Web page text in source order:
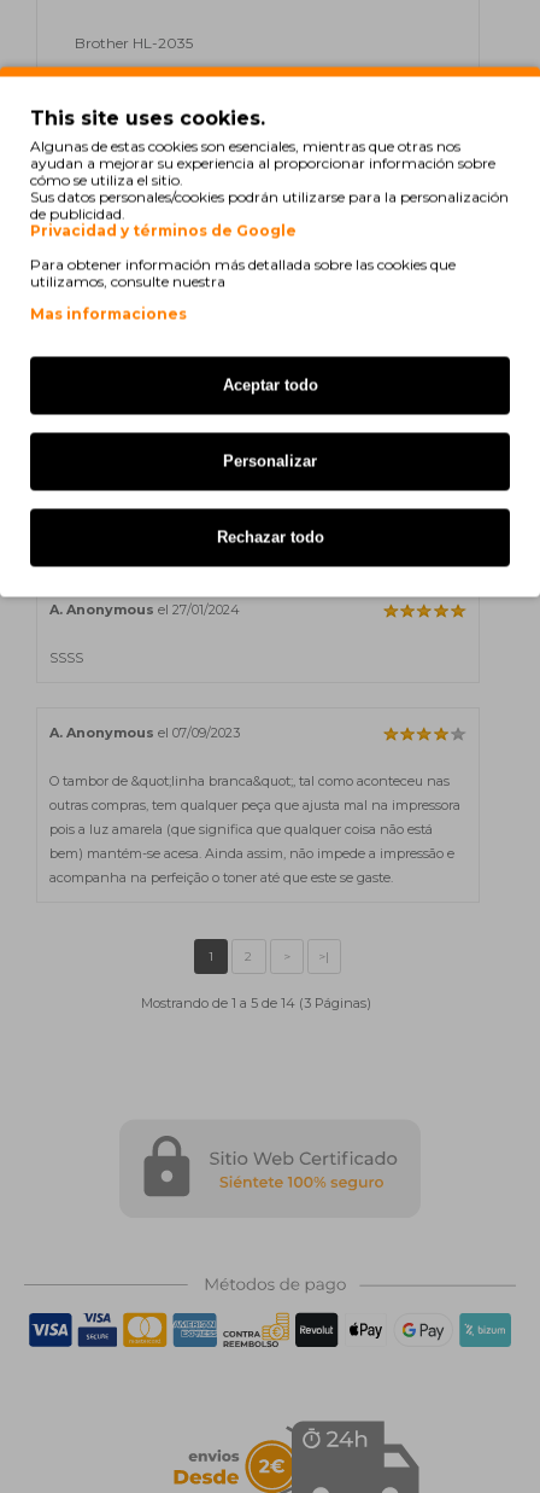
Brother HL-2035
Brother HL-2037
C. Alexandra Isabelel 31/12/2024
Muito bom. Tem um excelente desempenho.
A Cel 16/12/2024
Muito bom. Tem um excelente desempenho.
Excelente relação qualidade/preço. Recomendo!
A. Anonymous el 27/01/2024
SSSS
A. Anonymous el 07/09/2023
O tambor de &quot;linha branca&quot;, tal como aconteceu nas
outras compras, tem qualquer peça que ajusta mal na impressora
pois a luz amarela (que significa que qualquer coisa não está
bem) mantém-se acesa. Ainda assim, não impede a impressão e
acompanha na perfeição o toner até que este se gaste.
>|
Mostrando de 1 a 5 de 14 (3 Páginas)
This site uses cookies.
Algunas de estas cookies son esenciales, mientras que otras nos
ayudan a mejorar su experiencia al proporcionar información sobre
cómo se utiliza el sitio.
Sus datos personales/cookies podrán utilizarse para la personalización
de publicidad.
Privacidad y términos de Google
Para obtener información más detallada sobre las cookies que
utilizamos, consulte nuestra
Mas informaciones
Aceptar todo
Personalizar
Rechazar todo